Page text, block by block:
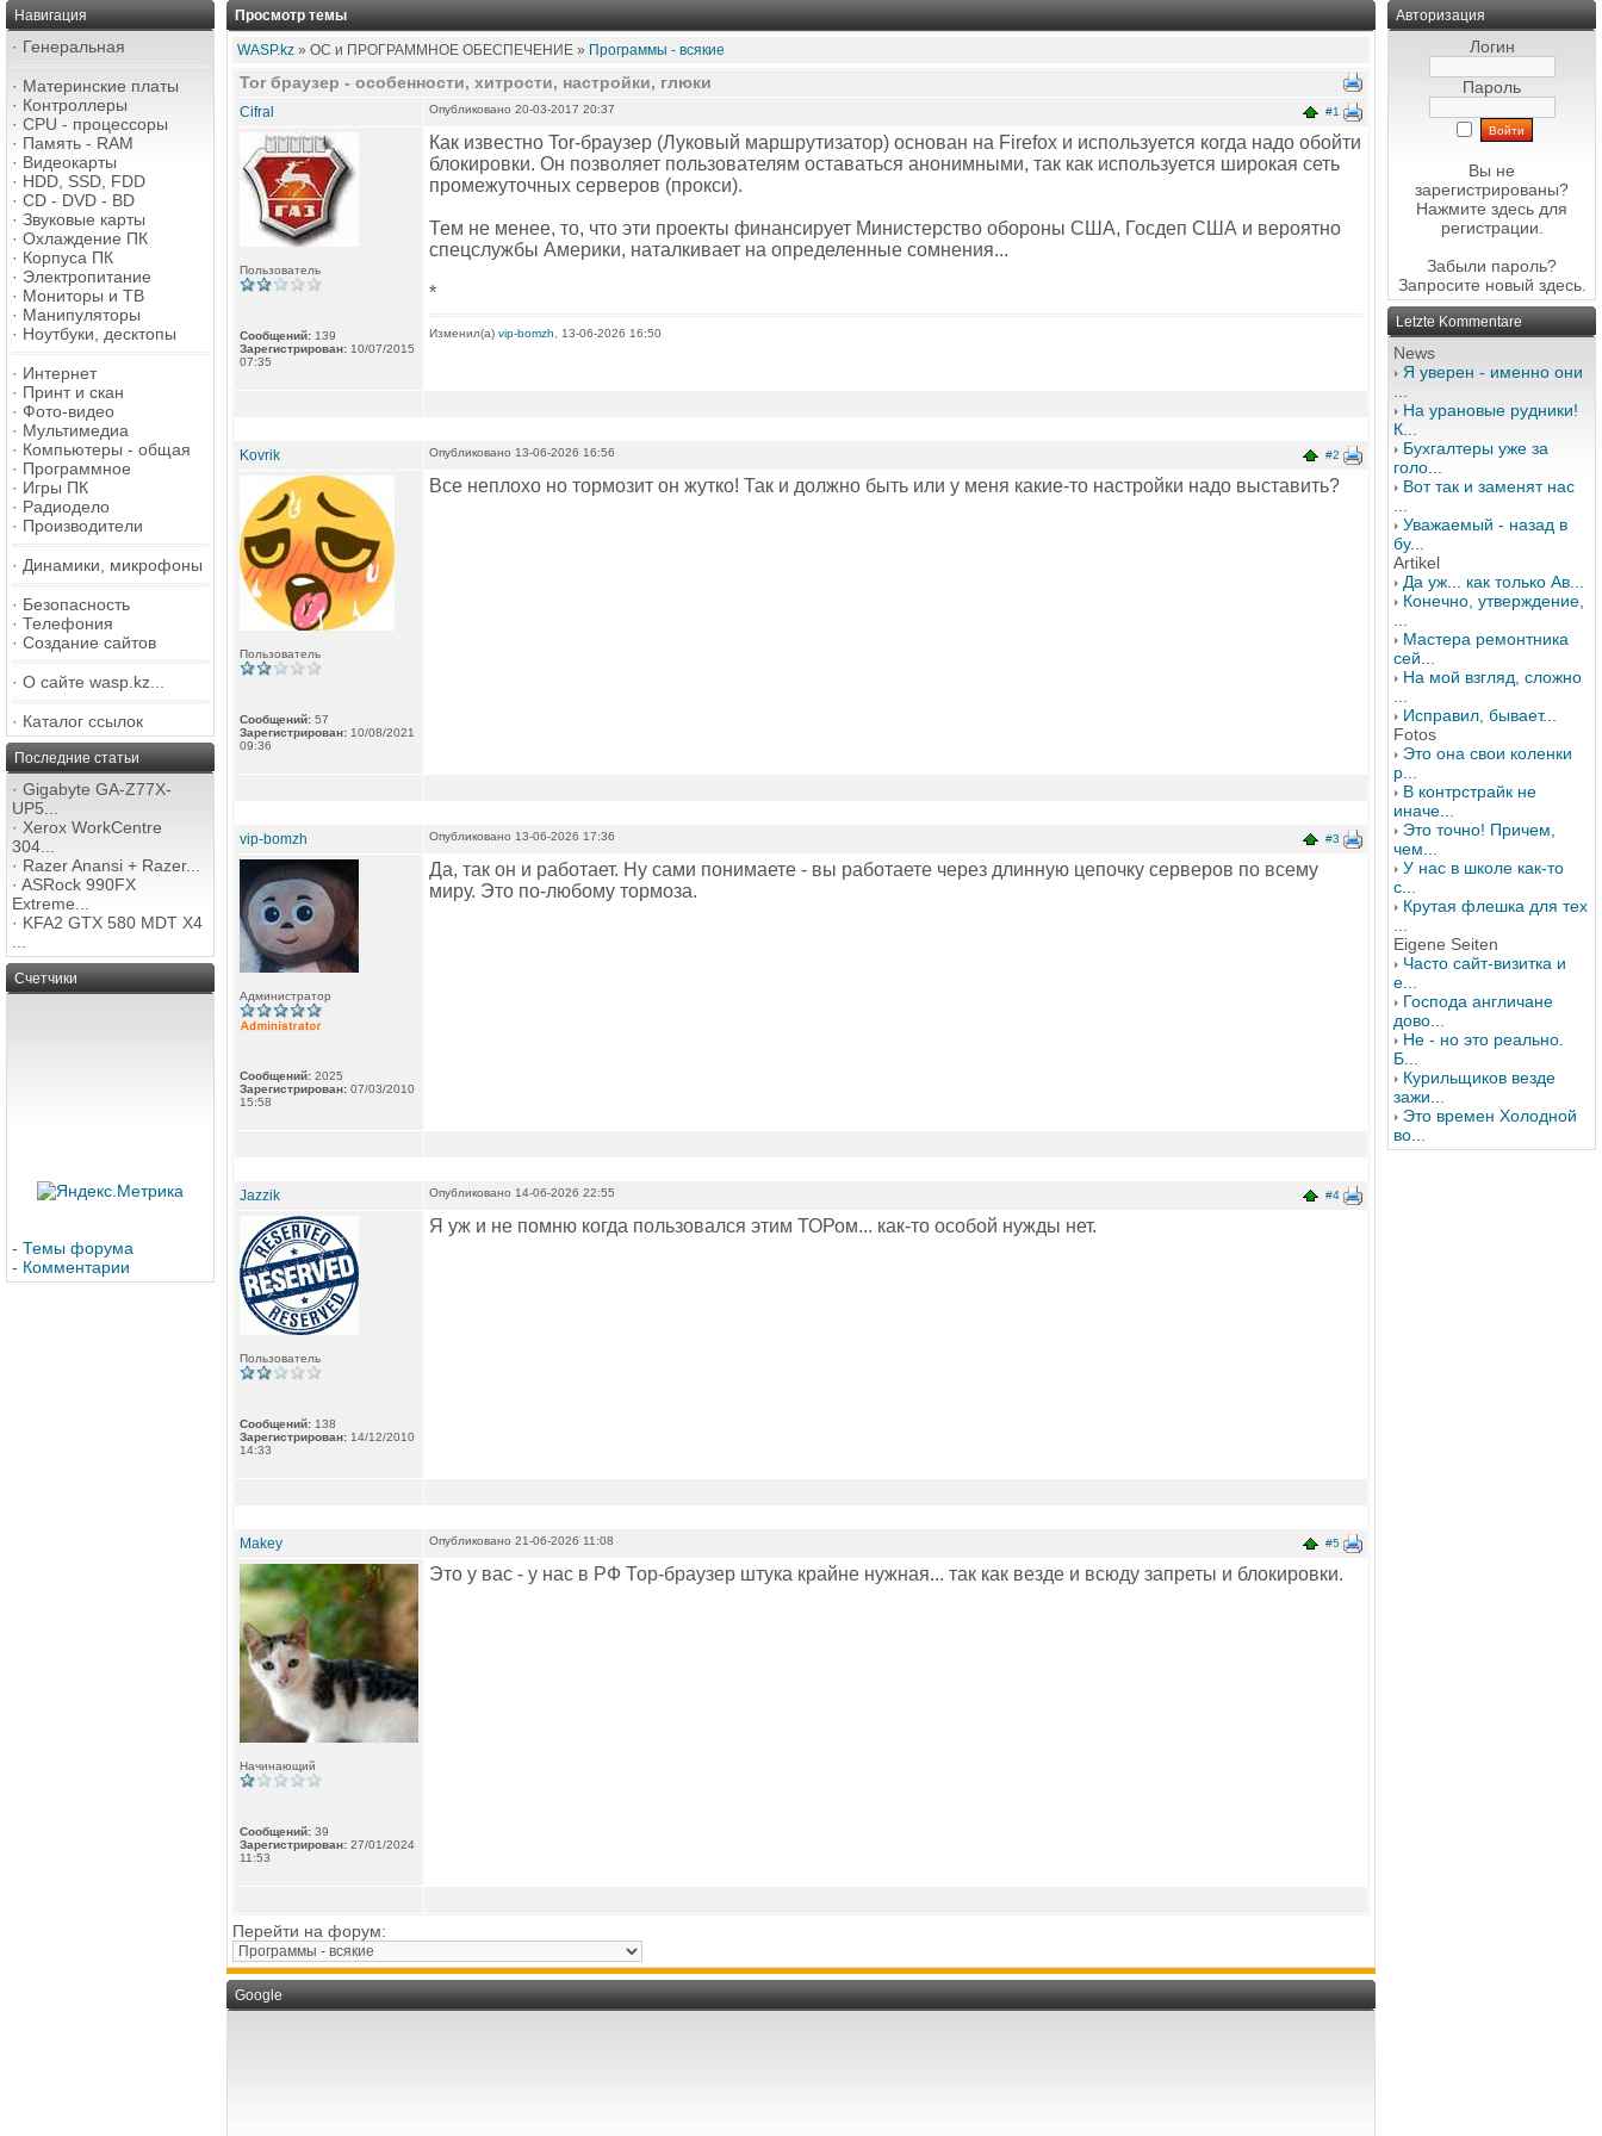
Навигация
· Генеральная
· Материнские платы
· Контроллеры
· CPU - процессоры
· Память - RAM
· Видеокарты
· HDD, SSD, FDD
· CD - DVD - BD
· Звуковые карты
· Охлаждение ПК
· Корпуса ПК
· Электропитание
· Мониторы и ТВ
· Манипуляторы
· Ноутбуки, десктопы
· Интернет
· Принт и скан
· Фото-видео
· Мультимедиа
· Компьютеры - общая
· Программное
· Игры ПК
· Радиодело
· Производители
· Динамики, микрофоны
· Безопасность
· Телефония
· Создание сайтов
· О сайте wasp.kz...
· Каталог ссылок
Последние статьи
· Gigabyte GA-Z77X-
UP5...
· Xerox WorkCentre
304...
· Razer Anansi + Razer...
· ASRock 990FX
Extreme...
· KFA2 GTX 580 MDT X4
Счетчики
- Темы форума
- Комментарии
Просмотр темы
WASP.kz » ОС и ПРОГРАММНОЕ ОБЕСПЕЧЕНИЕ » Программы - всякие
Tor браузер - особенности, хитрости, настройки, глюки
Cifral #1
Опубликовано 20-03-2017 20:37
Пользователь
Сообщений: 139
Зарегистрирован: 10/07/2015
07:35
Как известно Tor-браузер (Луковый маршрутизатор) основан на Firefox и используется когда надо обойти
блокировки. Он позволяет пользователям оставаться анонимными, так как используется широкая сеть
промежуточных серверов (прокси).
Тем не менее, то, что эти проекты финансирует Министерство обороны США, Госдеп США и вероятно
спецслужбы Америки, наталкивает на определенные сомнения...
*
Изменил(а) vip-bomzh , 13-06-2026 16:50
Kovrik #2
Опубликовано 13-06-2026 16:56
Пользователь
Сообщений: 57
Зарегистрирован: 10/08/2021
09:36
Все неплохо но тормозит он жутко! Так и должно быть или у меня какие-то настройки надо выставить?
vip-bomzh #3
Опубликовано 13-06-2026 17:36
Администратор
Сообщений: 2025
Зарегистрирован: 07/03/2010
15:58
Да, так он и работает. Ну сами понимаете - вы работаете через длинную цепочку серверов по всему
миру. Это по-любому тормоза.
Jazzik #4
Опубликовано 14-06-2026 22:55
Пользователь
Сообщений: 138
Зарегистрирован: 14/12/2010
14:33
Я уж и не помню когда пользовался этим ТОРом... как-то особой нужды нет.
Makey #5
Опубликовано 21-06-2026 11:08
Начинающий
Сообщений: 39
Зарегистрирован: 27/01/2024
11:53
Это у вас - у нас в РФ Тор-браузер штука крайне нужная... так как везде и всюду запреты и блокировки.
Перейти на форум:
Google
Авторизация
Логин
Пароль
Вы не
зарегистрированы?
Нажмите здесь для
регистрации.
Забыли пароль?
Запросите новый здесь.
Letzte Kommentare
News
Я уверен - именно они
На урановые рудники!
К...
Бухгалтеры уже за
голо...
Вот так и заменят нас
Уважаемый - назад в
бу...
Artikel
Да уж... как только Ав...
Конечно, утверждение,
Мастера ремонтника
сей...
На мой взгляд, сложно
Исправил, бывает...
Fotos
Это она свои коленки
р...
В контрстрайк не
иначе...
Это точно! Причем,
чем...
У нас в школе как-то
с...
Крутая флешка для тех
Eigene Seiten
Часто сайт-визитка и
е...
Господа англичане
дово...
Не - но это реально.
Б...
Курильщиков везде
зажи...
Это времен Холодной
во...